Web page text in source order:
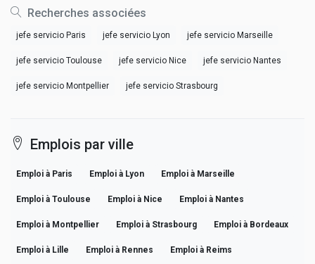
Recherches associées
jefe servicio Paris jefe servicio Lyon jefe servicio Marseille
jefe servicio Toulouse jefe servicio Nice jefe servicio Nantes
jefe servicio Montpellier jefe servicio Strasbourg
Emplois par ville
Emploi à Paris Emploi à Lyon Emploi à Marseille
Emploi à Toulouse Emploi à Nice Emploi à Nantes
Emploi à Montpellier Emploi à Strasbourg Emploi à Bordeaux
Emploi à Lille Emploi à Rennes Emploi à Reims